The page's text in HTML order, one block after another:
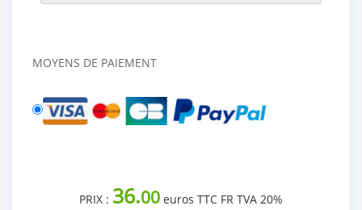
MOYENS DE PAIEMENT
PRIX : 36.00 euros TTC FR TVA 20%